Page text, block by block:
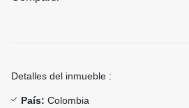
Detalles del inmueble :
País: Colombia